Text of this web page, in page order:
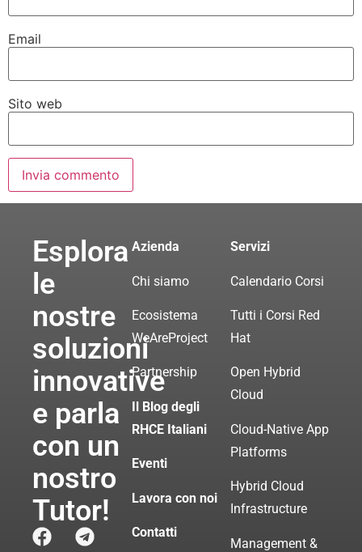
Email
Sito web
Esplora
le
nostre
soluzioni
innovative
e parla
con un
nostro
Tutor!
Azienda
Chi siamo
Ecosistema
WeAreProject
Partnership
Il Blog degli
RHCE Italiani
Eventi
Lavora con noi
Contatti
Servizi
Calendario Corsi
Tutti i Corsi Red
Hat
Open Hybrid
Cloud
Cloud-Native App
Platforms
Hybrid Cloud
Infrastructure
Management &